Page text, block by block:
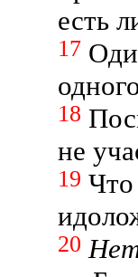
есть
17
18
не
19 Что
20